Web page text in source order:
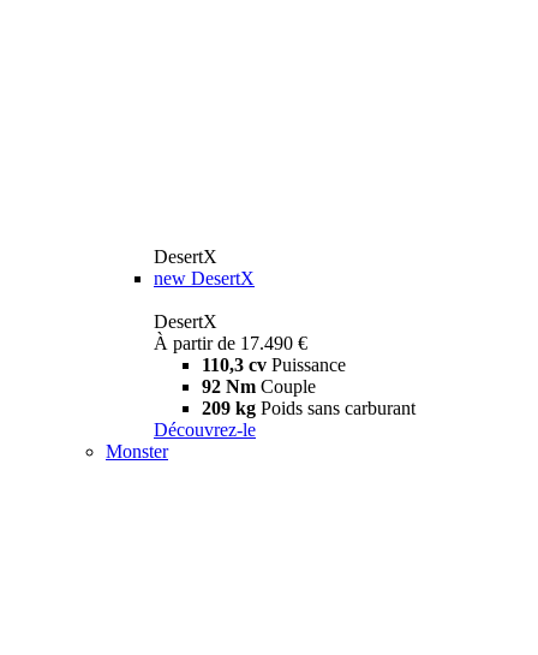
DesertX
new DesertX
DesertX
À partir de 17.490 €
110,3 cv Puissance
92 Nm Couple
209 kg Poids sans carburant
Découvrez-le
Monster